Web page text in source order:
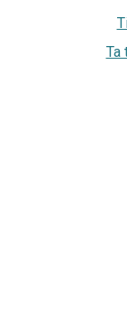
Ta